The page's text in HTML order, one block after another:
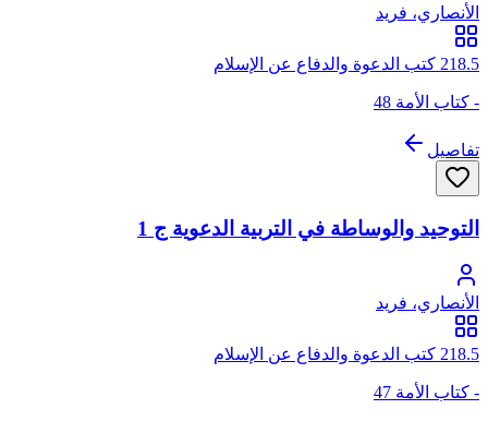
الأنصاري، فريد
218.5 كتب الدعوة والدفاع عن الإسلام
- كتاب الأمة 48
تفاصيل
التوحيد والوساطة في التربية الدعوية ج 1
الأنصاري، فريد
218.5 كتب الدعوة والدفاع عن الإسلام
- كتاب الأمة 47